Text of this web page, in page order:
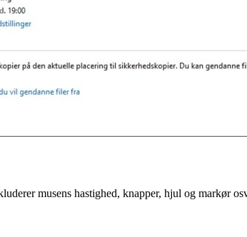
musens hastighed, knapper, hjul og markør